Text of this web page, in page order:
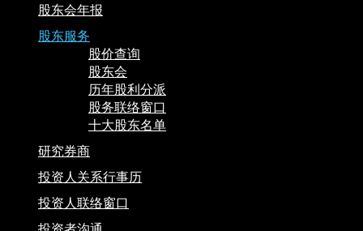
股东会年报
股东服务
股价查询
股东会
历年股利分派
股务联络窗口
十大股东名单
研究券商
投资人关系行事历
投资人联络窗口